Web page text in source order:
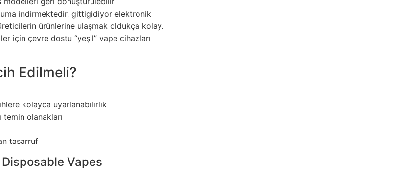
indirmektedir. gittigidiyor elektronik
ürünlerine ulaşmak oldukça kolay.
için çevre dostu “yeşil” vape cihazları
Edilmeli?
kolayca uyarlanabilirlik
temin olanakları
tasarruf
Vapes